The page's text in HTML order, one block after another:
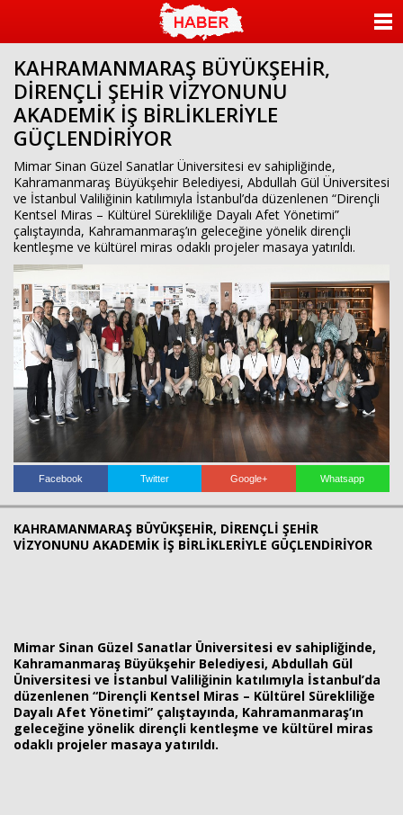
KAHRAMANMARAŞ BÜYÜKŞEHİR,
DİRENÇLİ ŞEHİR VİZYONUNU
AKADEMİK İŞ BİRLİKLERİYLE
GÜÇLENDİRİYOR
Mimar Sinan Güzel Sanatlar Üniversitesi ev sahipliğinde,
Kahramanmaraş Büyükşehir Belediyesi, Abdullah Gül Üniversitesi
ve İstanbul Valiliğinin katılımıyla İstanbul’da düzenlenen “Dirençli
Kentsel Miras – Kültürel Sürekliliğe Dayalı Afet Yönetimi”
çalıştayında, Kahramanmaraş’ın geleceğine yönelik dirençli
kentleşme ve kültürel miras odaklı projeler masaya yatırıldı.
Facebook Twitter Google+ Whatsapp
KAHRAMANMARAŞ BÜYÜKŞEHİR, DİRENÇLİ ŞEHİR
VİZYONUNU AKADEMİK İŞ BİRLİKLERİYLE GÜÇLENDİRİYOR
Mimar Sinan Güzel Sanatlar Üniversitesi ev sahipliğinde,
Kahramanmaraş Büyükşehir Belediyesi, Abdullah Gül
Üniversitesi ve İstanbul Valiliğinin katılımıyla İstanbul’da
düzenlenen “Dirençli Kentsel Miras – Kültürel Sürekliliğe
Dayalı Afet Yönetimi” çalıştayında, Kahramanmaraş’ın
geleceğine yönelik dirençli kentleşme ve kültürel miras
odaklı projeler masaya yatırıldı.
KATEGORİLER
YAZARLAR
FOTO GALERİ
VİDEO GALERİ
KÜNYE
İLETİŞİM
Haberin Doğru Adresi.